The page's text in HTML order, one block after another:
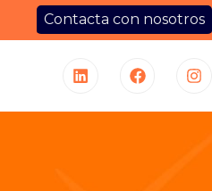
Contacta con nosotros